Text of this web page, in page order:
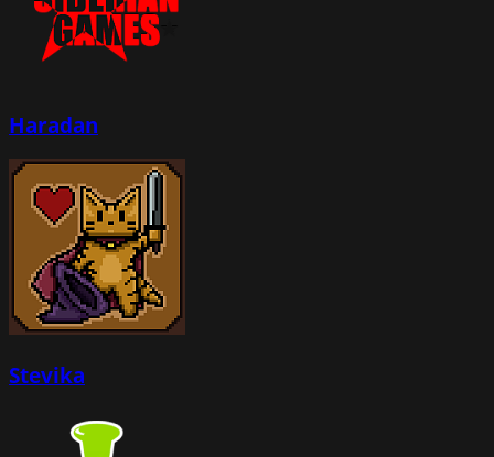
Haradan
Stevika